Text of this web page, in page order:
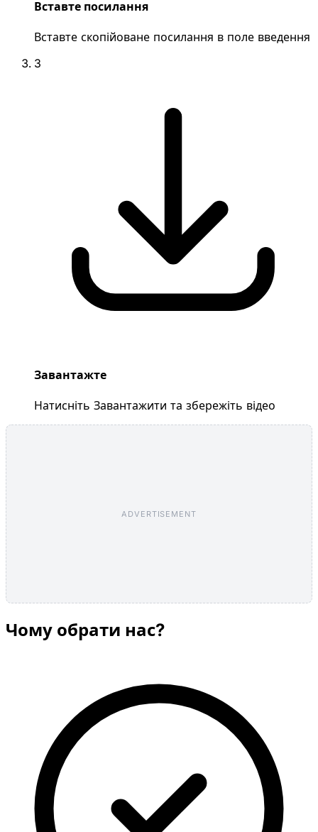
Вставте посилання
Вставте скопійоване посилання в поле введення
3
Завантажте
Натисніть Завантажити та збережіть відео
ADVERTISEMENT
Чому обрати нас?